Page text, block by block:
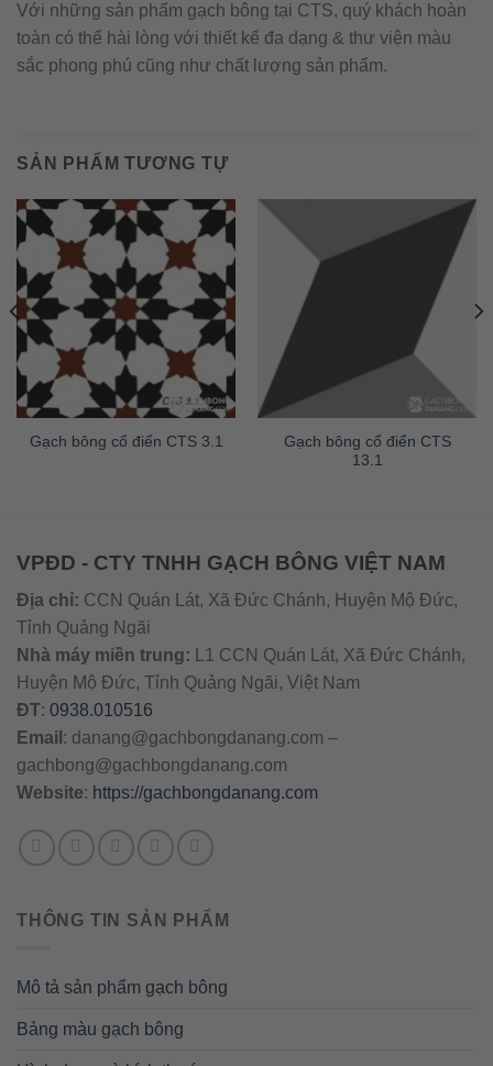
Với những sản phẩm gạch bông tại CTS, quý khách hoàn
toàn có thể hài lòng với thiết kế đa dạng & thư viện màu
sắc phong phú cũng như chất lượng sản phẩm.
SẢN PHẨM TƯƠNG TỰ
Gạch bông cổ điển CTS 3.1
Gạch bông cổ điển CTS
13.1
VPĐD - CTY TNHH GẠCH BÔNG VIỆT NAM
Địa chỉ: CCN Quán Lát, Xã Đức Chánh, Huyện Mộ Đức,
Tỉnh Quảng Ngãi
Nhà máy miền trung: L1 CCN Quán Lát, Xã Đức Chánh,
Huyện Mộ Đức, Tỉnh Quảng Ngãi, Việt Nam
ĐT: 0938.010516
Email : danang@gachbongdanang.com –
gachbong@gachbongdanang.com
Website: https://gachbongdanang.com
THÔNG TIN SẢN PHẨM
Mô tả sản phẩm gạch bông
Bảng màu gạch bông